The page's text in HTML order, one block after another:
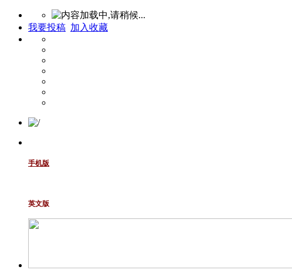
我要投稿 加入收藏
手机版
英文版